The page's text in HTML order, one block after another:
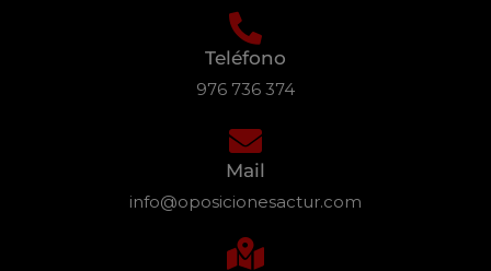
Teléfono
976 736 374
Mail
info@oposicionesactur.com